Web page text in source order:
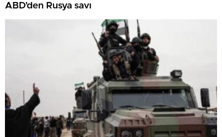
ABD’den Rusya savı